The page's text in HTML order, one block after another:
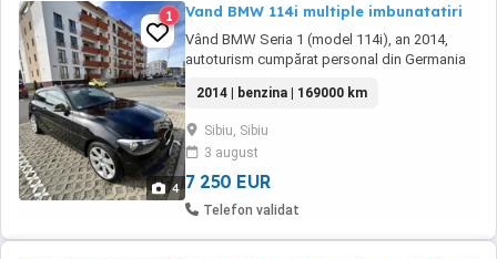
4
1 Vand BMW 114i multiple imbunatatiri
Vând BMW Seria 1 (model 114i), an 2014,
autoturism cumpărat personal din Germania
achiziție din Germania). Mașina a fost adusă
pentru uzul meu personal, însă am decis să o
vând deoarece nu mă pot obișnui cu acest tip
de mașină. Din acest motiv, prefer să o ...
2014 | benzina | 169000 km
Sibiu, Sibiu
3 august
7 250 EUR
Telefon validat